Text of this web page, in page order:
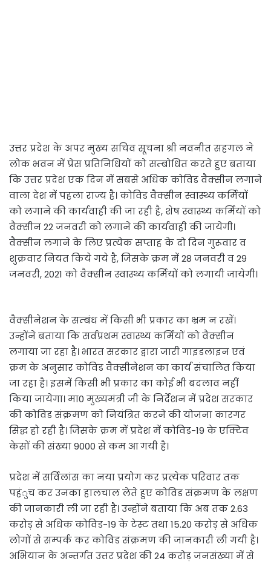
उत्तर प्रदेश के अपर मुख्य सचिव सूचना श्री नवनीत सहगल ने
लोक भवन में प्रेस प्रतिनिधियों को सम्बोधित करते हुए बताया
कि उत्तर प्रदेश एक दिन में सबसे अधिक कोविड वैक्सीन लगाने
वाला देश में पहला राज्य है। कोविड वैक्सीन स्वास्थ्य कर्मियों
को लगाने की कार्यवाही की जा रही है, शेष स्वास्थ्य कर्मियों को
वैक्सीन 22 जनवरी को लगाने की कार्यवाही की जायेगी।
वैक्सीन लगाने के लिए प्रत्येक सप्ताह के दो दिन गुरूवार व
शुक्रवार नियत किये गये है, जिसके क्रम में 28 जनवरी व 29
जनवरी, 2021 को वैक्सीन स्वास्थ्य कर्मियों को लगायी जायेगी।
वैक्सीनेशन के सम्बंध में किसी भी प्रकार का भ्रम न रखें।
उन्होंने बताया कि सर्वप्रथम स्वास्थ्य कर्मियों को वैक्सीन
लगाया जा रहा है। भारत सरकार द्वारा जारी गाइडलाइन एवं
क्रम के अनुसार कोविड वैक्सीनेशन का कार्य संचालित किया
जा रहा है। इसमें किसी भी प्रकार का कोई भी बदलाव नहीं
किया जायेगा। मा0 मुख्यमंत्री जी के निर्देशन में प्रदेश सरकार
की कोविड संक्रमण को नियंत्रित करने की योजना कारगर
सिद्ध हो रही है। जिसके क्रम में प्रदेश में कोविड-19 के एक्टिव
केसों की संख्या 9000 से कम आ गयी है।
प्रदेश में सर्विलांस का नया प्रयोग कर प्रत्येक परिवार तक
पहंुच कर उनका हालचाल लेते हुए कोविड संक्रमण के लक्षण
की जानकारी ली जा रही है। उन्होंने बताया कि अब तक 2.63
करोड़ से अधिक कोविड-19 के टेस्ट तथा 15.20 करोड़ से अधिक
लोगों से सम्पर्क कर कोविड संक्रमण की जानकारी ली गयी है।
अभियान के अन्तर्गत उत्तर प्रदेश की 24 करोड़ जनसंख्या में से